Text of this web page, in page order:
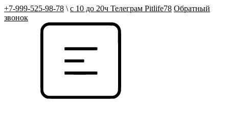
+7-999-525-98-78 \ с 10 до 20ч Телеграм Pitlife78 Обратный
звонок